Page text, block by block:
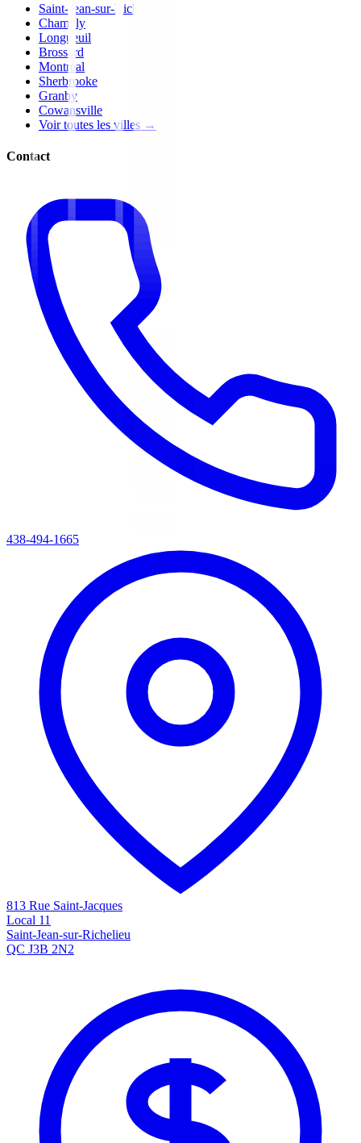
Saint-Jean-sur-Richelieu
Chambly
Longueuil
Brossard
Montréal
Sherbrooke
Granby
Cowansville
Voir toutes les villes →
Contact
438-494-1665
813 Rue Saint-Jacques
Local 11
Saint-Jean-sur-Richelieu
QC J3B 2N2